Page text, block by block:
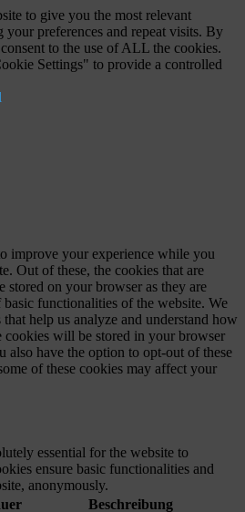
to give you the most relevant
your preferences and repeat visits. By
to the use of ALL the cookies.
Settings" to provide a controlled
improve your experience while you
Out of these, the cookies that are
stored on your browser as they are
functionalities of the website. We
help us analyze and understand how
cookies will be stored in your browser
also have the option to opt-out of these
of these cookies may affect your
essential for the website to
ensure basic functionalities and
anonymously.
Beschreibung